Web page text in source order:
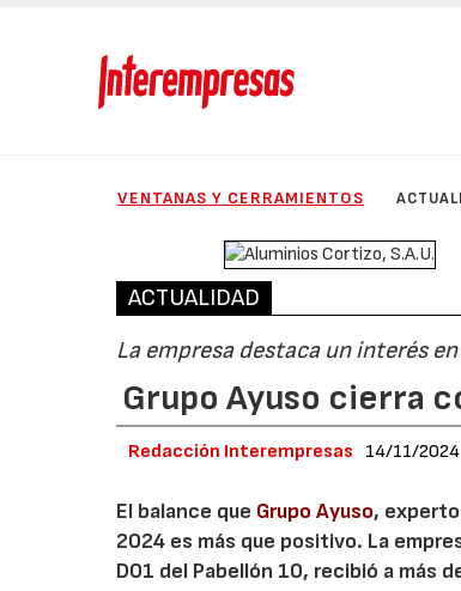
VENTANAS Y CERRAMIENTOS
ACTUALIDAD
La empresa destaca un interés
Grupo Ayuso cierra
Redacción Interempresas 14/11/2024
El balance que Grupo Ayuso,
2024 es más que positivo. La
D01 del Pabellón 10, recibió a más